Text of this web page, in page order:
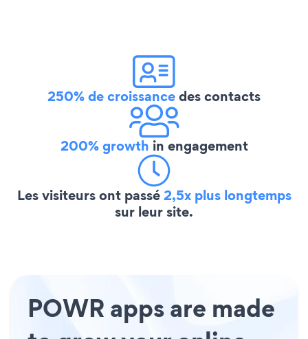
250% de croissancedes contacts
200% growth in engagement
Les visiteurs ont passé2,5x plus longtemps
sur leur site.
POWR apps are made